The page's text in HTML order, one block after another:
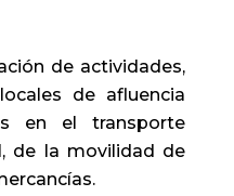
de actividades,
de afluencia
en el transporte
de la movilidad de